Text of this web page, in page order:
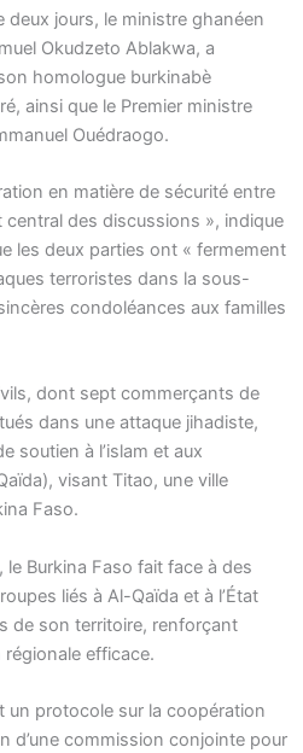
deux jours, le ministre ghanéen
Okudzeto Ablakwa, a
homologue burkinabè
ainsi que le Premier ministre
Ouédraogo.
en matière de sécurité entre
central des discussions », indique
les deux parties ont « fermement
terroristes dans la sous-
condoléances aux familles
dont sept commerçants de
dans une attaque jihadiste,
soutien à l’islam et aux
visant Titao, une ville
Faso.
le Burkina Faso fait face à des
liés à Al-Qaïda et à l’État
de son territoire, renforçant
régionale efficace.
un protocole sur la coopération
d’une commission conjointe pour